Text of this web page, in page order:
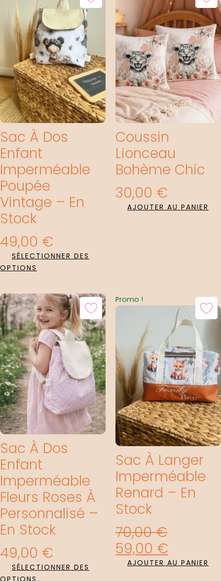
Sac À Dos
Enfant
Imperméable
Poupée
Vintage – En
Stock
49,00 €
SÉLECTIONNER DES
OPTIONS
Coussin
Lionceau
Bohème Chic
30,00 €
AJOUTER AU PANIER
Sac À Dos
Enfant
Imperméable
Fleurs Roses À
Personnalisé –
En Stock
49,00 €
SÉLECTIONNER DES
OPTIONS
Promo !
Sac À Langer
Imperméable
Renard – En
Stock
70,00€
Le
Initial
Était :
70,00 €.
59,00 €
Le
Prix
Actuel
Est :
59,00
AJOUTER AU PANIER